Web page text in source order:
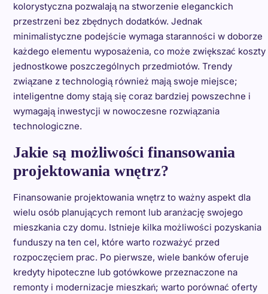
kolorystyczna pozwalają na stworzenie eleganckich
przestrzeni bez zbędnych dodatków. Jednak
minimalistyczne podejście wymaga staranności w doborze
każdego elementu wyposażenia, co może zwiększać koszty
jednostkowe poszczególnych przedmiotów. Trendy
związane z technologią również mają swoje miejsce;
inteligentne domy stają się coraz bardziej powszechne i
wymagają inwestycji w nowoczesne rozwiązania
technologiczne.
Jakie są możliwości finansowania
projektowania wnętrz?
Finansowanie projektowania wnętrz to ważny aspekt dla
wielu osób planujących remont lub aranżację swojego
mieszkania czy domu. Istnieje kilka możliwości pozyskania
funduszy na ten cel, które warto rozważyć przed
rozpoczęciem prac. Po pierwsze, wiele banków oferuje
kredyty hipoteczne lub gotówkowe przeznaczone na
remonty i modernizacje mieszkań; warto porównać oferty